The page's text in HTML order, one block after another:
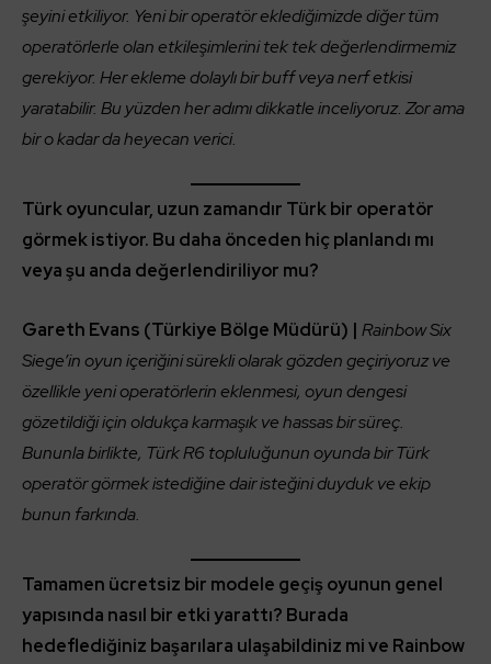
şeyini etkiliyor. Yeni bir operatör eklediğimizde diğer tüm
operatörlerle olan etkileşimlerini tek tek değerlendirmemiz
gerekiyor. Her ekleme dolaylı bir buff veya nerf etkisi
yaratabilir. Bu yüzden her adımı dikkatle inceliyoruz. Zor ama
bir o kadar da heyecan verici.
Türk oyuncular, uzun zamandır Türk bir operatör
görmek istiyor. Bu daha önceden hiç planlandı mı
veya şu anda değerlendiriliyor mu?
Gareth Evans (Türkiye Bölge Müdürü) | Rainbow Six
Siege’in oyun içeriğini sürekli olarak gözden geçiriyoruz ve
özellikle yeni operatörlerin eklenmesi, oyun dengesi
gözetildiği için oldukça karmaşık ve hassas bir süreç.
Bununla birlikte, Türk R6 topluluğunun oyunda bir Türk
operatör görmek istediğine dair isteğini duyduk ve ekip
bunun farkında.
Tamamen ücretsiz bir modele geçiş oyunun genel
yapısında nasıl bir etki yarattı? Burada
hedeflediğiniz başarılara ulaşabildiniz mi ve Rainbow